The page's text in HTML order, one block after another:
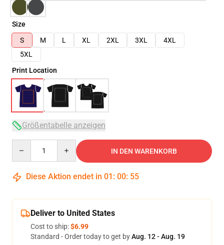
Size
S
M L XL 2XL 3XL
4XL
5XL
Print Location
Größentabelle anzeigen
IN DEN WARENKORB
Diese Aktion endet in 01 : 00: 54
Deliver to United States
Cost to ship:$6.99
Standard - Order today to get byAug. 12 - Aug. 19